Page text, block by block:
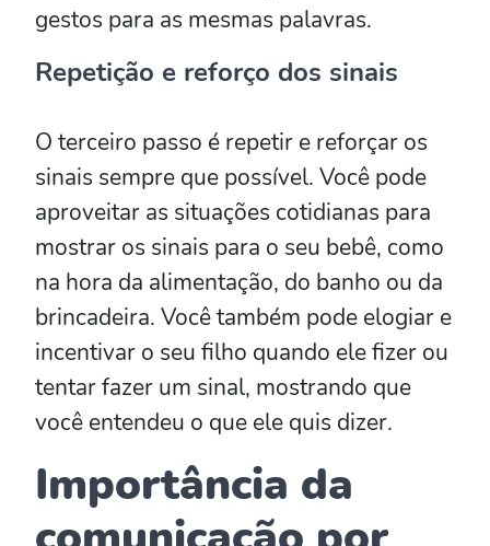
gestos para as mesmas palavras.
Repetição e reforço dos sinais
O terceiro passo é repetir e reforçar os
sinais sempre que possível. Você pode
aproveitar as situações cotidianas para
mostrar os sinais para o seu bebê, como
na hora da alimentação, do banho ou da
brincadeira. Você também pode elogiar e
incentivar o seu filho quando ele fizer ou
tentar fazer um sinal, mostrando que
você entendeu o que ele quis dizer.
Importância da